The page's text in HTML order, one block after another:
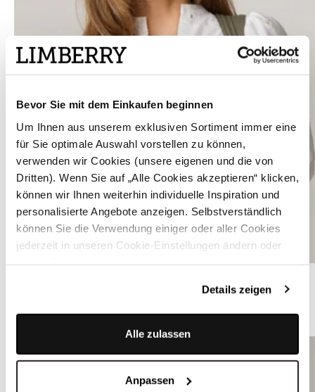
Bevor Sie mit dem Einkaufen beginnen
Um Ihnen aus unserem exklusiven Sortiment immer eine
für Sie optimale Auswahl vorstellen zu können,
verwenden wir Cookies (unsere eigenen und die von
Dritten). Wenn Sie auf „Alle Cookies akzeptieren“ klicken,
können wir Ihnen weiterhin individuelle Inspiration und
personalisierte Angebote anzeigen. Selbstverständlich
können Sie die Verwendung einiger oder aller Cookies
jederzeit in unseren Cookie-Einstellungen ändern oder
Details zeigen
Alle zulassen
Anpassen
ÄHNLICHE PRODUKTE